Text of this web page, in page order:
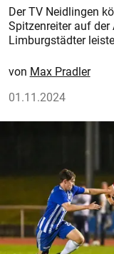
Der TV Neidlingen
Spitzenreiter auf
Limburgstädter
Max Pradler
01.11.2024